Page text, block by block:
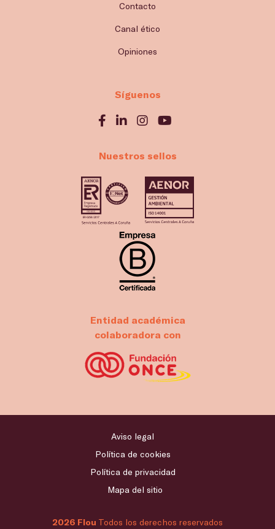
Contacto
Canal ético
Opiniones
Síguenos
Nuestros sellos
Entidad académica
colaboradora con
2026 Flou Todos los derechos reservados
Aviso legal
Política de cookies
Política de privacidad
Mapa del sitio